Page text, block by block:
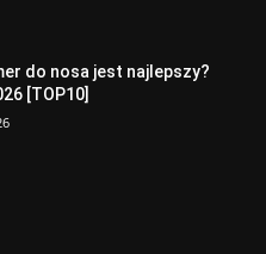
do nosa jest najlepszy?
[TOP10]